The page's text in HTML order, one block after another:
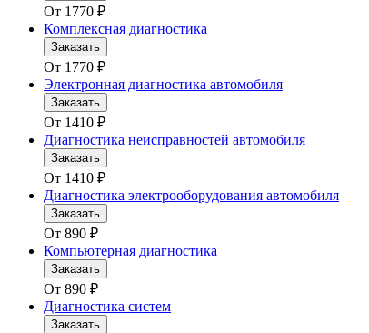
От 1770 ₽
Комплексная диагностика
Заказать
От 1770 ₽
Электронная диагностика автомобиля
Заказать
От 1410 ₽
Диагностика неисправностей автомобиля
Заказать
От 1410 ₽
Диагностика электрооборудования автомобиля
Заказать
От 890 ₽
Компьютерная диагностика
Заказать
От 890 ₽
Диагностика систем
Заказать